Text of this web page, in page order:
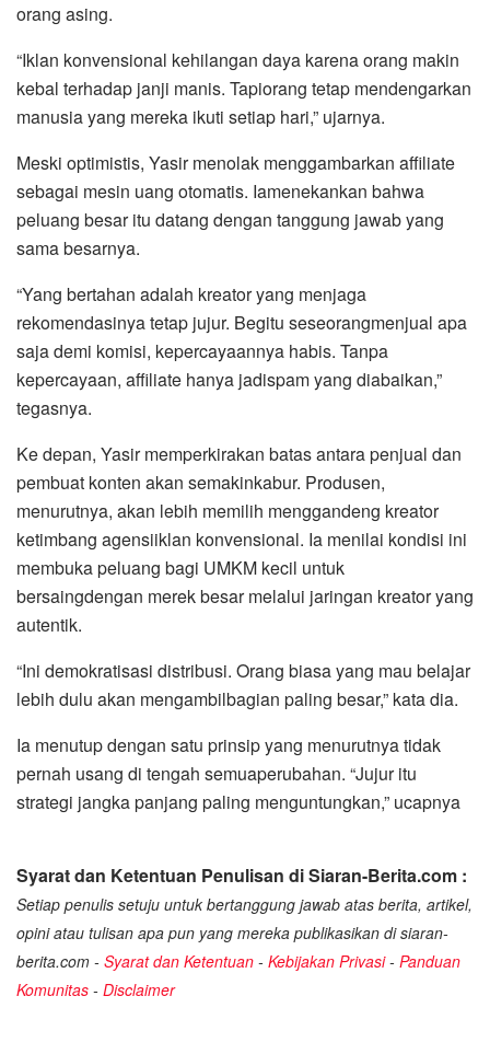
orang asing.
“Iklan konvensional kehilangan daya karena orang makin
kebal terhadap janji manis. Tapiorang tetap mendengarkan
manusia yang mereka ikuti setiap hari,” ujarnya.
Meski optimistis, Yasir menolak menggambarkan affiliate
sebagai mesin uang otomatis. Iamenekankan bahwa
peluang besar itu datang dengan tanggung jawab yang
sama besarnya.
“Yang bertahan adalah kreator yang menjaga
rekomendasinya tetap jujur. Begitu seseorangmenjual apa
saja demi komisi, kepercayaannya habis. Tanpa
kepercayaan, affiliate hanya jadispam yang diabaikan,”
tegasnya.
Ke depan, Yasir memperkirakan batas antara penjual dan
pembuat konten akan semakinkabur. Produsen,
menurutnya, akan lebih memilih menggandeng kreator
ketimbang agensiiklan konvensional. Ia menilai kondisi ini
membuka peluang bagi UMKM kecil untuk
bersaingdengan merek besar melalui jaringan kreator yang
autentik.
“Ini demokratisasi distribusi. Orang biasa yang mau belajar
lebih dulu akan mengambilbagian paling besar,” kata dia.
Ia menutup dengan satu prinsip yang menurutnya tidak
pernah usang di tengah semuaperubahan. “Jujur itu
strategi jangka panjang paling menguntungkan,” ucapnya
Syarat dan Ketentuan Penulisan di Siaran-Berita.com :
Setiap penulis setuju untuk bertanggung jawab atas berita, artikel,
opini atau tulisan apa pun yang mereka publikasikan di siaran-
berita.com - Syarat dan Ketentuan - Kebijakan Privasi- Panduan
Komunitas - Disclaimer